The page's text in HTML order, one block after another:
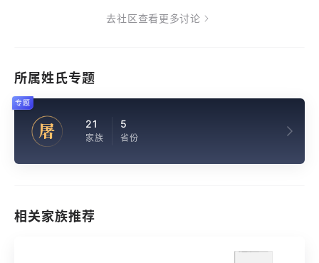
去社区查看更多讨论
所属姓氏专题
屠 21
家族
5
省份
专题
相关家族推荐